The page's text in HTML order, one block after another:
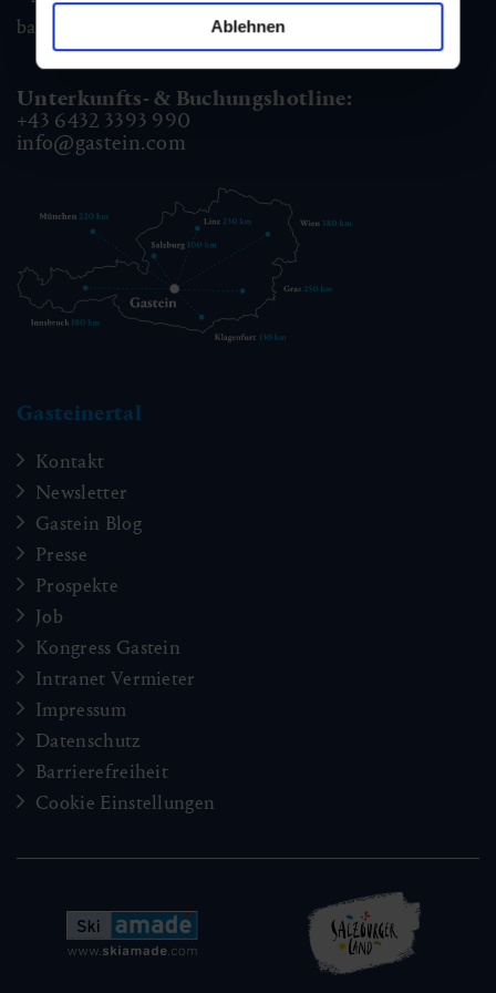
Ablehnen
badgastein@gastein.com
Unterkunfts- & Buchungshotline:
+43 6432 3393 990
info@gastein.com
Gasteinertal
Kontakt
Newsletter
Gastein Blog
Presse
Prospekte
Job
Kongress Gastein
Intranet Vermieter
Impressum
Datenschutz
Barrierefreiheit
Cookie Einstellungen